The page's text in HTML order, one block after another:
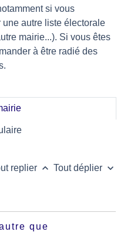
si vous
autre liste électorale
mairie...). Si vous êtes
à être radié des
replier keyboard_arrow_up Tout déplier keyboard_arrow_down
que